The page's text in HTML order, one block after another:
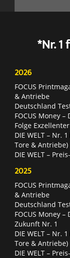
*Nr. 1
2026
FOCUS
& Antriebe
Deutschland
FOCUS Money
Folge
DIE WELT – Nr.
Tore & Antriebe)
DIE WELT –
2025
FOCUS
& Antriebe
Deutschland
FOCUS Money
Zukunft Nr. 1
DIE WELT – Nr.
Tore & Antriebe)
DIE WELT –